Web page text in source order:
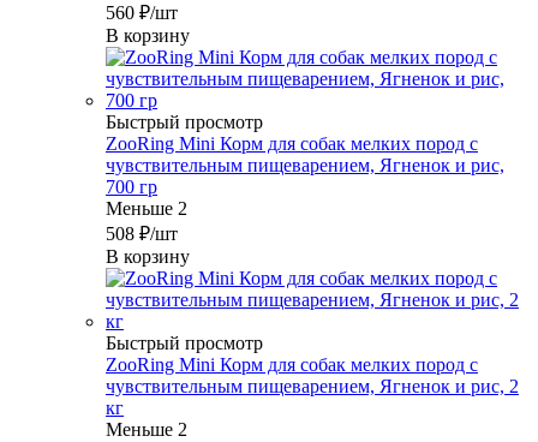
560 ₽/шт
В корзину
Быстрый просмотр
ZooRing Mini Корм для собак мелких пород с
чувствительным пищеварением, Ягненок и рис,
700 гр
Меньше 2
508 ₽/шт
В корзину
Быстрый просмотр
ZooRing Mini Корм для собак мелких пород с
чувствительным пищеварением, Ягненок и рис, 2
кг
Меньше 2